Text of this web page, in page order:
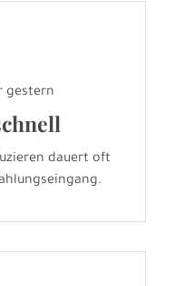
gestern
dauert oft